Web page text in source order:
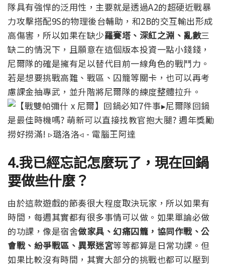
隊具有強悍的泛用性，主要就是透過A2的超硬近戰暴
力攻擊搭配9S的物理後台輔助，和2B的交互輸出形成
高傷害，所以如果在缺少羅賽塔、深紅之淵、亂數三
缺二的情況下，且願意在這個版本投資一點小錢錢，
尼爾隊的確是擁有足以替代目前一線角色的戰鬥力。
若是想要挑戰高難、戰區、囚籠等關卡，也可以再考
慮課金抽專武，並升階將尼爾隊的練度整體拉升。
4.我已經忘記怎麼玩了，現在回鍋
要做些什麼？
由於這款遊戲的節奏很大程度取決玩家，所以如果有
時間，每週其實都有很多事情可以做。如果單論必做
的功課，像是宿舍做家具、幻痛囚籠，協同作戰、公
會戰、紛爭戰區、異聚迷宮等等都算是日常功課。但
如果比較沒有時間，其實大部分的挑戰也都可以壓到